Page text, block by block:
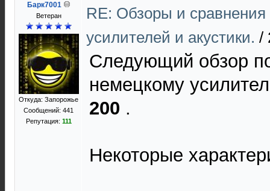
Барк7001
Ветеран
Откуда: Запорожье
Сообщений: 441
Репутация: 111
RE: Обзоры и
усилителей и акустики. /
Следующий обзор
немецкому
200 .
Некоторые